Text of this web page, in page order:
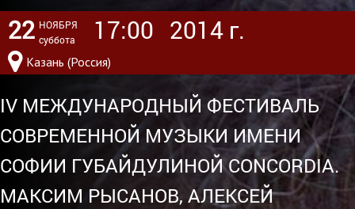
22 НОЯБРЯ
суббота
17:00 2014 г.
Казань (Россия)
IV МЕЖДУНАРОДНЫЙ ФЕСТИВАЛЬ
СОВРЕМЕННОЙ МУЗЫКИ ИМЕНИ
СОФИИ ГУБАЙДУЛИНОЙ СONCORDIA.
МАКСИМ РЫСАНОВ, АЛЕКСЕЙ